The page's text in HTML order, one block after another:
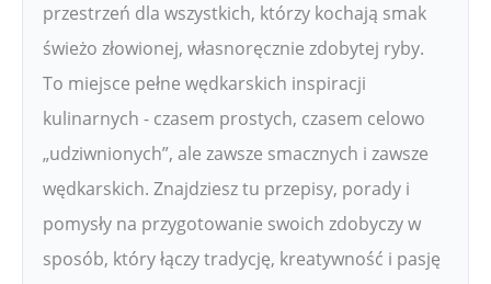
przestrzeń dla wszystkich, którzy kochają smak
świeżo złowionej, własnoręcznie zdobytej ryby.
To miejsce pełne wędkarskich inspiracji
kulinarnych - czasem prostych, czasem celowo
„udziwnionych”, ale zawsze smacznych i zawsze
wędkarskich. Znajdziesz tu przepisy, porady i
pomysły na przygotowanie swoich zdobyczy w
sposób, który łączy tradycję, kreatywność i pasję